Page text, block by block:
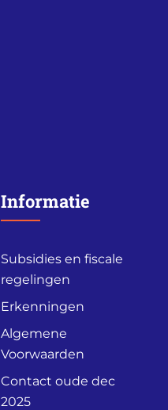
Informatie
Subsidies en fiscale
regelingen
Erkenningen
Algemene
Voorwaarden
Contact oude dec
2025